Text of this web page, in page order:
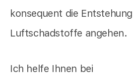
konsequent die
Luftschadstoffe angehen.
Ich helfe Ihnen bei